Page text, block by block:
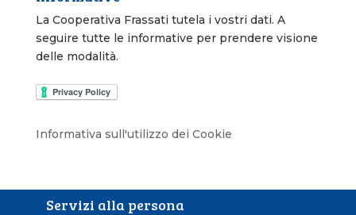
La Cooperativa Frassati tutela i vostri dati. A
seguire tutte le informative per prendere visione
delle modalità.
Informativa sull'utilizzo dei Cookie
Servizi alla persona